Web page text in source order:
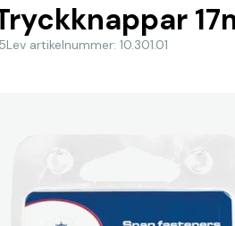
Lev artikelnummer: 10.301.01